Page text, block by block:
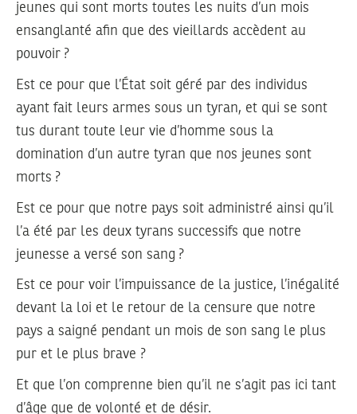
jeunes qui sont morts toutes les nuits d’un mois
ensanglanté afin que des vieillards accèdent au
pouvoir ?
Est ce pour que l’État soit géré par des individus
ayant fait leurs armes sous un tyran, et qui se sont
tus durant toute leur vie d’homme sous la
domination d’un autre tyran que nos jeunes sont
morts ?
Est ce pour que notre pays soit administré ainsi qu’il
l’a été par les deux tyrans successifs que notre
jeunesse a versé son sang ?
Est ce pour voir l’impuissance de la justice, l’inégalité
devant la loi et le retour de la censure que notre
pays a saigné pendant un mois de son sang le plus
pur et le plus brave ?
Et que l’on comprenne bien qu’il ne s’agit pas ici tant
d’âge que de volonté et de désir.